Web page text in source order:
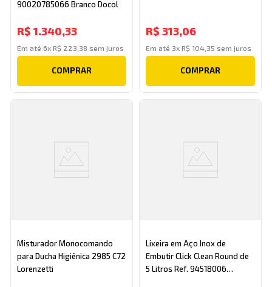
90020785066 Branco Docol
R$ 1.340,33
Em até6xR$ 223 38 sem juros
COMPRAR
R$ 313,06
Em até 3x R$ 104 35 sem juros
COMPRAR
Misturador Monocomando
para Ducha Higiênica 2985 C72
Lorenzetti
Lixeira em Aço Inox de
Embutir Click Clean Round de
5 Litros Ref. 94518006